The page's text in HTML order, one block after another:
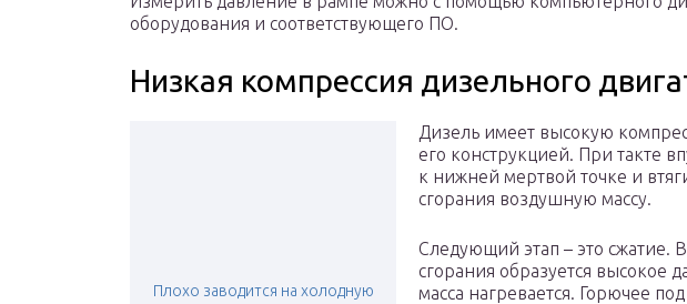
оборудования и соответствующего ПО.
Низкая компрессия дизельного
Плохо заводится на холодную
Дизель имеет высокую
его конструкцией. При такте
к нижней мертвой точке и
сгорания воздушную массу.
Следующий этап – это сжатие.
сгорания образуется высокое
масса нагревается. Горючее